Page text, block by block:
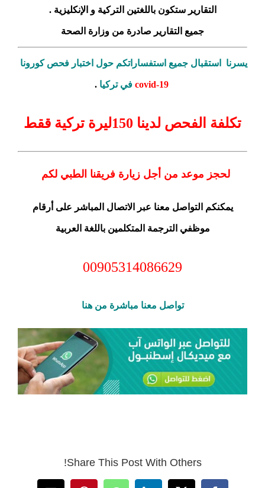
التقارير ستكون باللغتين التركية و الإنكليزية .
جميع التقارير صادرة من وزارة الصحة
يسرنا استقبال جميع استفساراتكم حول اختبار فحص كورونا
covid-19 في تركيا .
تكلفة الفحص لدينا 150ليرة تركية ققط
لحجز موعد من أجل زيارة فريقنا الطبي لكم
يمكنكم التواصل معنا عبر الاتصال المباشر على أرقام
موظفي الترجمة المتكلمين باللغة العربية
00905314086629
تواصل معنا مباشرة من هنا
Share This Post With Others!